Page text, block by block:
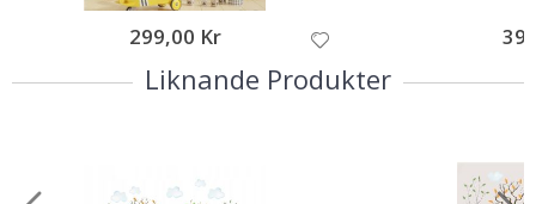
299,00 Kr
Liknande Produkter